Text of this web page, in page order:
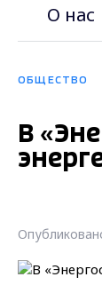
О нас
ОБЩЕСТВО
В